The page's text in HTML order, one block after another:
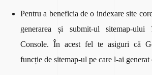
Pentru a beneficia de o indexare site
generarea și submit-ul sitemap-
Console. În acest fel te asiguri că
funcție de sitemap-ul pe care l-ai generat